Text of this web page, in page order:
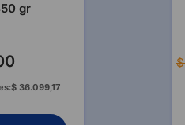
gr
$ 36.099,17
$